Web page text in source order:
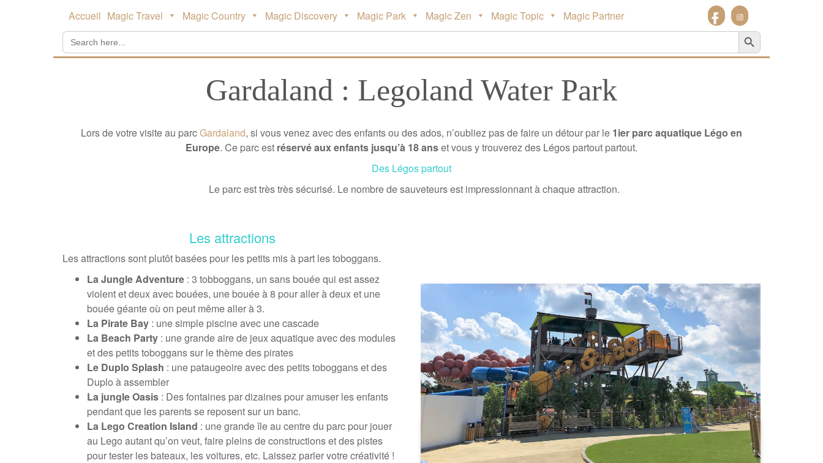
menu
to
content
Accueil Magic Travel Magic Country Magic Discovery Magic Park Magic Zen Magic Topic
Magic Partner
Search
for:
Search Button
Gardaland : Legoland Water Park
Lors de votre visite au parcGardaland, si vous venez avec des enfants ou des ados, n’oubliez pas de faire un détour par le 1ier parc aquatique Légo en
Europe. Ce parc est réservé aux enfants jusqu’à 18 anset vous y trouverez des Légos partout partout.
Des Légos partout
Le parc est très très sécurisé. Le nombre de sauveteurs est impressionnant à chaque attraction.
Les attractions
Les attractions sont plutôt basées pour les petits mis à part les toboggans.
La Jungle Adventure : 3 tobboggans, un sans bouée qui est assez
violent et deux avec bouées, une bouée à 8 pour aller à deux et une
bouée géante où on peut même aller à 3.
La Pirate Bay : une simple piscine avec une cascade
La Beach Party : une grande aire de jeux aquatique avec des modules
et des petits toboggans sur le thème des pirates
Le Duplo Splash : une pataugeoire avec des petits toboggans et des
Duplo à assembler
La jungle Oasis : Des fontaines par dizaines pour amuser les enfants
pendant que les parents se reposent sur un banc.
La Lego Creation Island : une grande île au centre du parc pour jouer
au Lego autant qu’on veut, faire pleins de constructions et des pistes
pour tester les bateaux, les voitures, etc. Laissez parler votre créativité !